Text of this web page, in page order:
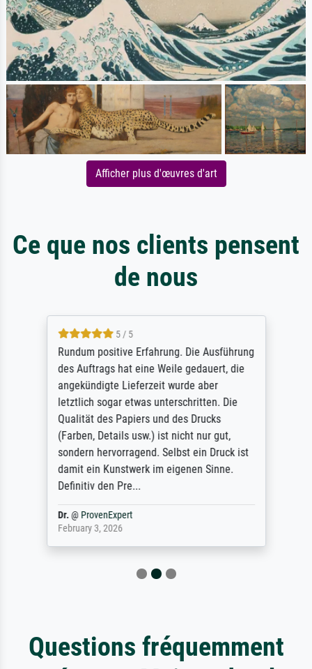
Afficher plus d'œuvres d'art
Ce que nos clients pensent
de nous
5 / 5
Rundum positive Erfahrung. Die Ausführung
des Auftrags hat eine Weile gedauert, die
angekündigte Lieferzeit wurde aber
letztlich sogar etwas unterschritten. Die
Qualität des Papiers und des Drucks
(Farben, Details usw.) ist nicht nur gut,
sondern hervorragend. Selbst ein Druck ist
damit ein Kunstwerk im eigenen Sinne.
Definitiv den Pre...
Dr.@ ProvenExpert
February 3, 2026
Questions fréquemment